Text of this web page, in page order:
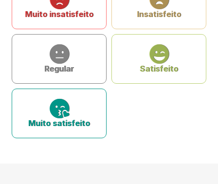
Muito insatisfeito Insatisfeito
Regular Satisfeito
Muito satisfeito